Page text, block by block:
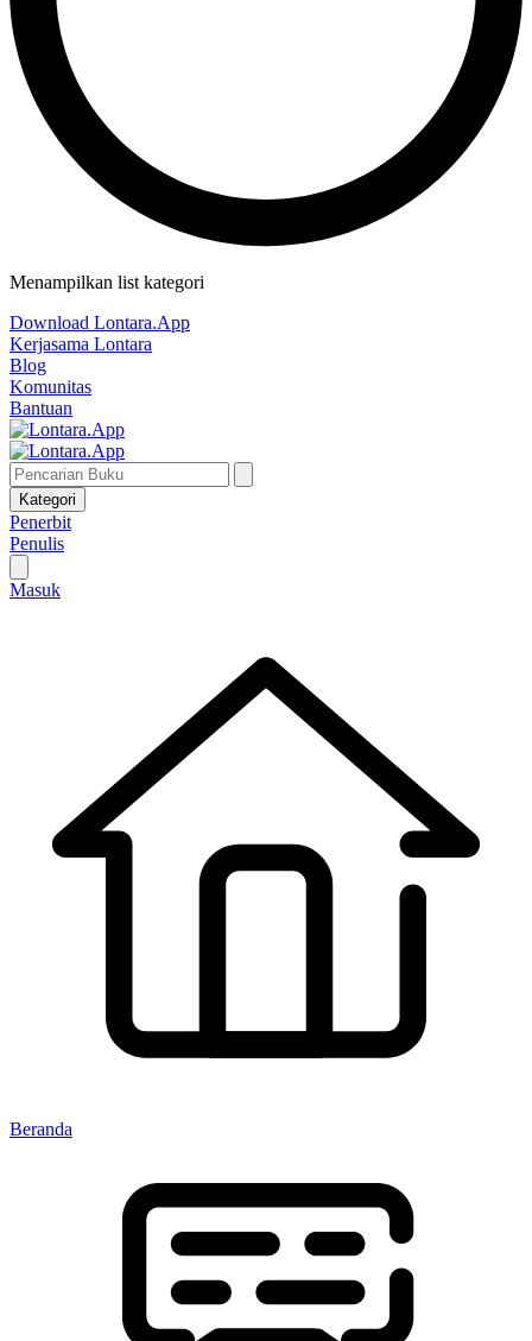
Menampilkan list kategori
Download Lontara.App
Kerjasama Lontara
Blog
Komunitas
Bantuan
Kategori
Penerbit
Penulis
Masuk
Beranda